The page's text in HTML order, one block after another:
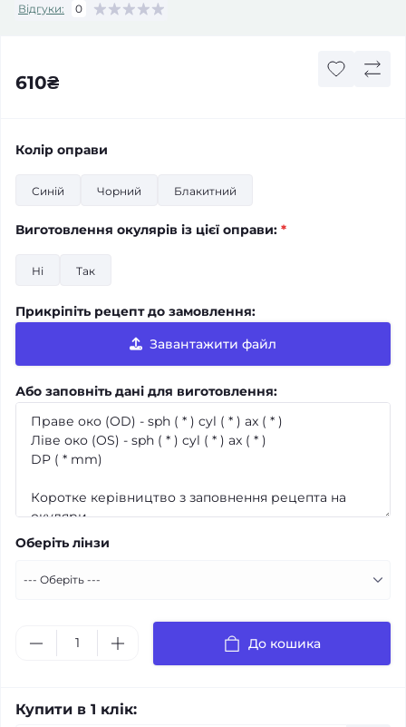
Відгуки: 0
610₴
Колір оправи
Синій Чорний Блакитний
Виготовлення окулярів із цієї оправи: *
Ні Так
Прикріпіть рецепт до замовлення:
Завантажити файл
Або заповніть дані для виготовлення:
Оберіть лінзи
До кошика
Купити в 1 клік: